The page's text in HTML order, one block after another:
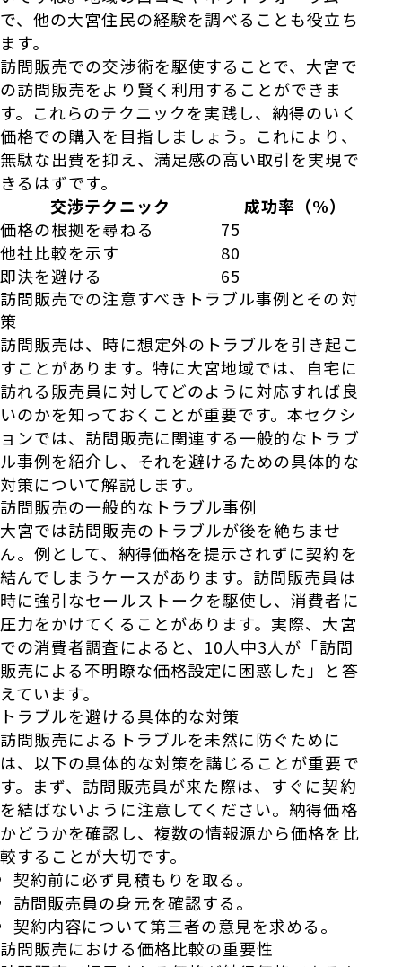
で、他の大宮住民の経験を調べることも役立ち
ます。
訪問販売での交渉術を駆使することで、大宮で
の訪問販売をより賢く利用することができま
す。これらのテクニックを実践し、納得のいく
価格での購入を目指しましょう。これにより、
無駄な出費を抑え、満足感の高い取引を実現で
きるはずです。
交渉テクニック
成功率（%）
価格の根拠を尋ねる
75
他社比較を示す
80
即決を避ける
65
訪問販売での注意すべきトラブル事例とその対
策
訪問販売は、時に想定外のトラブルを引き起こ
すことがあります。特に大宮地域では、自宅に
訪れる販売員に対してどのように対応すれば良
いのかを知っておくことが重要です。本セクシ
ョンでは、訪問販売に関連する一般的なトラブ
ル事例を紹介し、それを避けるための具体的な
対策について解説します。
訪問販売の一般的なトラブル事例
大宮では訪問販売のトラブルが後を絶ちませ
ん。例として、納得価格を提示されずに契約を
結んでしまうケースがあります。訪問販売員は
時に強引なセールストークを駆使し、消費者に
圧力をかけてくることがあります。実際、大宮
での消費者調査によると、10人中3人が「訪問
販売による不明瞭な価格設定に困惑した」と答
えています。
トラブルを避ける具体的な対策
訪問販売によるトラブルを未然に防ぐために
は、以下の具体的な対策を講じることが重要で
す。まず、訪問販売員が来た際は、すぐに契約
を結ばないように注意してください。納得価格
かどうかを確認し、複数の情報源から価格を比
較することが大切です。
契約前に必ず見積もりを取る。
訪問販売員の身元を確認する。
契約内容について第三者の意見を求める。
訪問販売における価格比較の重要性